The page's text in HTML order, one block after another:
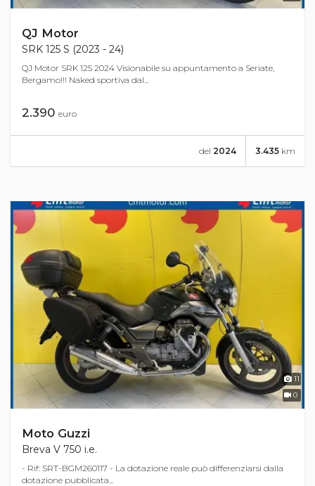
QJ Motor
SRK 125 S (2023 - 24)
QJ Motor SRK 125 2024 Visionabile su appuntamento a Seriate,
Bergamo!!! Naked sportiva dal...
2.390 euro
3.435 km
del 2024
11
0
Moto Guzzi
Breva V 750 i.e.
- Rif: SRT-BGM260117 - La dotazione reale può differenziarsi dalla
dotazione pubblicata...